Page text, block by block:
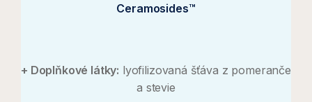
Ceramosides™
+ Doplňkové látky: lyofilizovaná šťáva z pomeranče
a stevie